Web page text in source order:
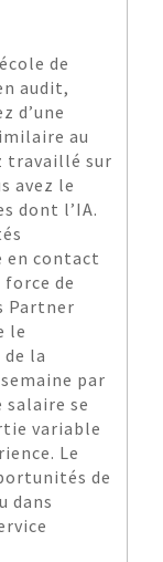
de
audit,
d’une
au
travaillé sur
avez le
dont l’IA.
en contact
de
Partner
le
la
par
salaire se
variable
Le
de
dans